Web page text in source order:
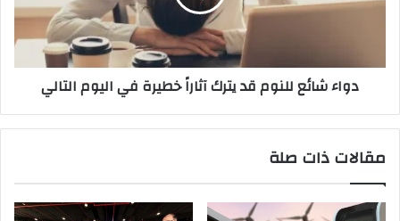
اليوم
دواء شائع للنوم قد يترك آثاراً خطيرة في اليوم التالي
مقالات ذات صلة